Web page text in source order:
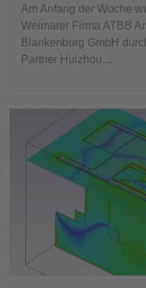
Am Anfang der Woche
Weimarer Firma ATBB
Blankenburg GmbH
Partner Huizhou…